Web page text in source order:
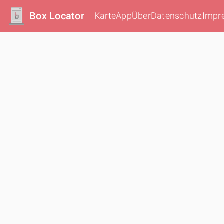
Box Locator KarteAppÜberDatenschutz